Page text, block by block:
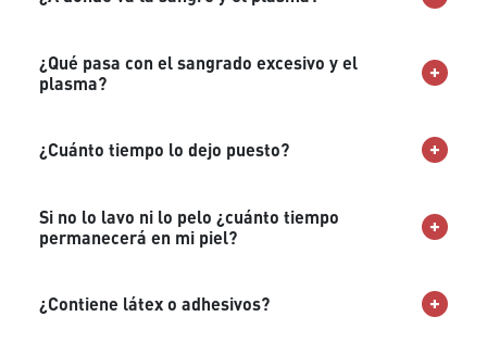
¿Qué pasa con el sangrado excesivo y el
plasma?
¿Cuánto tiempo lo dejo puesto?
Si no lo lavo ni lo pelo ¿cuánto tiempo
permanecerá en mi piel?
¿Contiene látex o adhesivos?